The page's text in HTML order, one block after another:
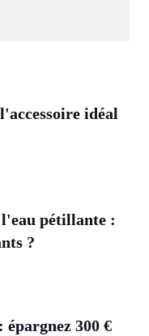
idéal
pétillante :
?
épargnez 300 €